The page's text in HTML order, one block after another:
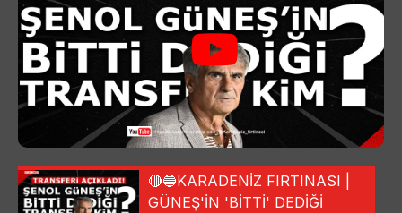
🔴🔵KARADENİZ FIRTINASI |
GÜNEŞ'İN 'BİTTİ' DEDİĞİ